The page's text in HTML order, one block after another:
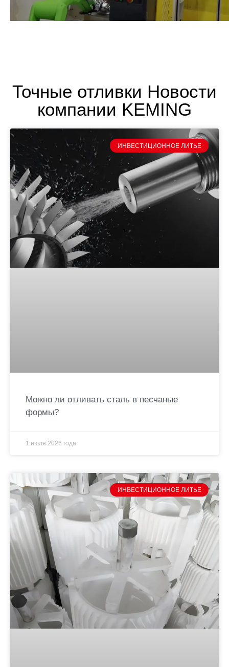
Точные отливки Новости
компании KEMING
ИНВЕСТИЦИОННОЕ ЛИТЬЕ
Можно ли отливать сталь в песчаные
формы?
1 июля 2026 года
ИНВЕСТИЦИОННОЕ ЛИТЬЕ